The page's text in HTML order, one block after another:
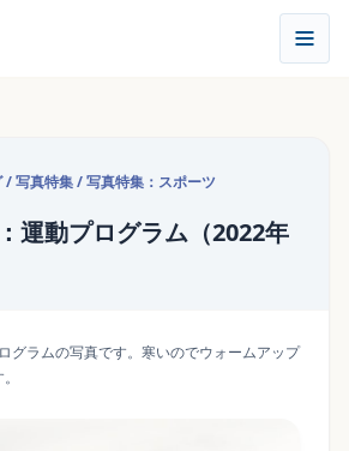
/写真特集/写真特集：スポーツ
運動プログラム（2022年
グラムの写真です。寒いのでウォームアップ